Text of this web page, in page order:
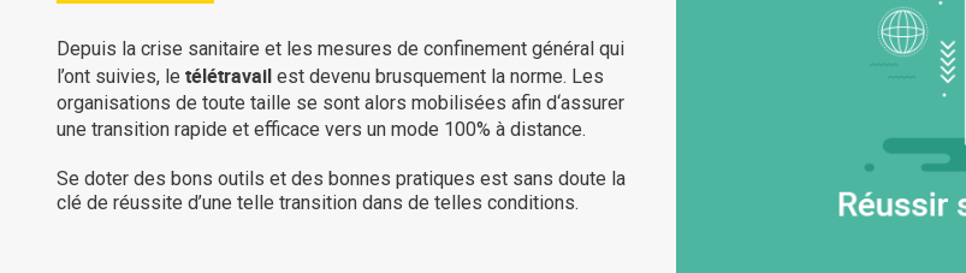
Depuis la crise sanitaire et les mesures de confinement général qui
l’ont suivies, le télétravail est devenu brusquement la norme. Les
organisations de toute taille se sont alors mobilisées afin d‘assurer
une transition rapide et efficace vers un mode 100% à distance.
Se doter des bons outils et des bonnes pratiques est sans doute la
clé de réussite d’une telle transition dans de telles conditions.